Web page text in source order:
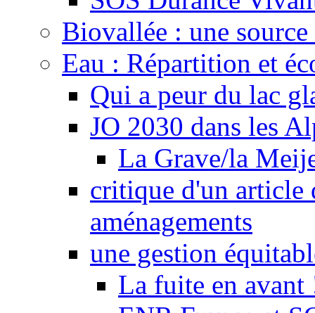
Biovallée : une
Eau : Répartition et
Qui a peur du lac
JO 2030 dans les
La Grave/la
critique d'un article
aménagements
une gestion
La fuite en avant